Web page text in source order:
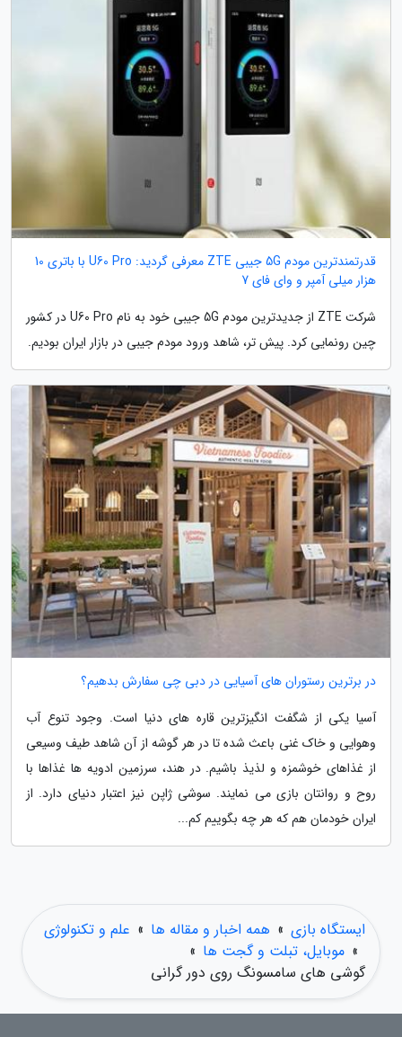
قدرتمندترین مودم 5G جیبی ZTE معرفی گردید: U60 Pro با باتری 10
هزار میلی آمپر و وای فای 7
شرکت ZTE از جدیدترین مودم 5G جیبی خود به نام U60 Pro در کشور
چین رونمایی کرد. پیش تر، شاهد ورود مودم جیبی در بازار ایران بودیم.
در برترین رستوران های آسیایی در دبی چی سفارش بدهیم؟
آسیا یکی از شگفت انگیزترین قاره های دنیا است. وجود تنوع آب
وهوایی و خاک غنی باعث شده تا در هر گوشه از آن شاهد طیف وسیعی
از غذاهای خوشمزه و لذیذ باشیم. در هند، سرزمین ادویه ها غذاها با
روح و روانتان بازی می نمایند. سوشی ژاپن نیز اعتبار دنیای دارد. از
ایران خودمان هم که هر چه بگوییم کم...
ایستگاه بازی » همه اخبار و مقاله ها » علم و تکنولوژی
» موبایل، تبلت و گجت ها »
گوشی های سامسونگ روی دور گرانی